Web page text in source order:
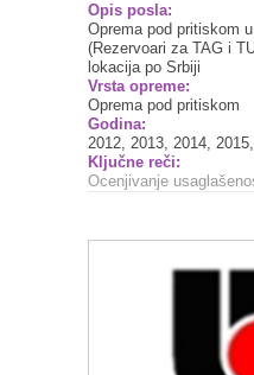
Opis posla:
Oprema pod pritiskom
(Rezervoari za TAG i
lokacija po Srbiji
Vrsta opreme:
Oprema pod pritiskom
Godina:
2012, 2013, 2014,
Ključne reči:
Ocenjivanje